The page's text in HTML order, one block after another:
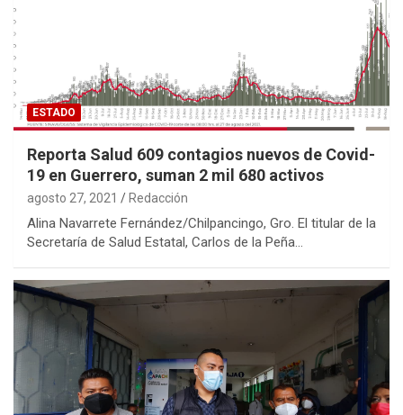
ESTADO
Reporta Salud 609 contagios nuevos de Covid-
19 en Guerrero, suman 2 mil 680 activos
agosto 27, 2021 Redacción
Alina Navarrete Fernández/Chilpancingo, Gro. El titular de la
Secretaría de Salud Estatal, Carlos de la Peña…